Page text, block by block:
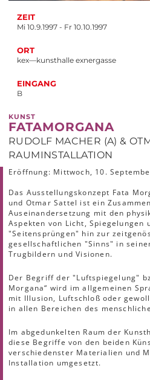
ZEIT
Mi 10.9.1997 - Fr 10.10.1997
ORT
kex—kunsthalle exnergasse
EINGANG
B
KUNST
FATAMORGANA
RUDOLF MACHER (A) &
RAUMINSTALLATION
Eröffnung: Mittwoch, 10.
Das Ausstellungskonzept Fata
und Otmar Sattel ist ein
Auseinandersetzung mit den
Aspekten von Licht, Spiegelungen
"Seitensprüngen" hin zur
gesellschaftlichen "Sinns" in
Trugbildern und Visionen.
Der Begriff der "Luftspiegelung"
Morgana“ wird im allgemeinen
mit Illusion, Luftschloß oder
in allen Bereichen des
Im abgedunkelten Raum der
diese Begriffe von den beiden
verschiedenster Materialien und
Installation umgesetzt.